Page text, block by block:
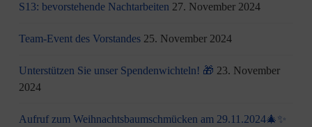
S13: bevorstehende Nachtarbeiten 27. November 2024
Team-Event des Vorstandes 25. November 2024
Unterstützen Sie unser Spendenwichteln! 🎁 23. November
2024
Aufruf zum Weihnachtsbaumschmücken am 29.11.2024🎄✨